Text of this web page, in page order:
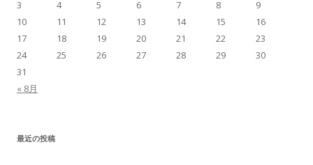
3
4 5 6 7 8
9
10
11 12 13 14 15
16
17
18 19 20 21 22
23
24
25 26 27 28 29
30
31
« 8月
最近の投稿